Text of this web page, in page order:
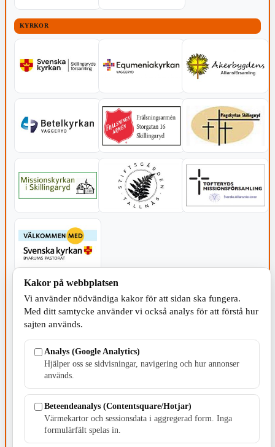
KYRKOR
SERVICE - MOTOR
TILLVERKNING
Kakor på webbplatsen
Vi använder nödvändiga kakor för att sidan ska fungera.
Med ditt samtycke använder vi också analys för att förstå hur
sajten används.
Analys (Google Analytics)
Hjälper oss se sidvisningar, navigering och hur annonser
används.
Beteendeanalys (Contentsquare/Hotjar)
Värmekartor och sessionsdata i aggregerad form. Inga
formulärfält spelas in.